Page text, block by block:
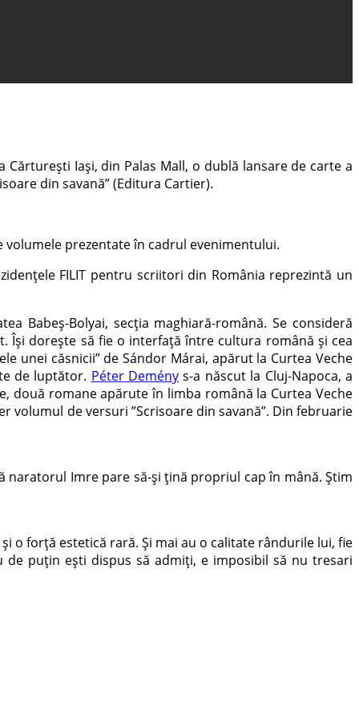
Iași, din Palas Mall, o dublă lansare de carte a
din savană” (Editura Cartier).
volumele prezentate în cadrul evenimentului.
FILIT pentru scriitori din România reprezintă un
Babeș-Bolyai, secția maghiară-română. Se consideră
Își dorește să fie o interfață între cultura română și cea
unei căsnicii” de Sándor Márai, apărut la Curtea Veche
de luptător. Péter Demény s-a născut la Cluj-Napoca, a
două romane apărute în limba română la Curtea Veche
volumul de versuri ”Scrisoare din savană”. Din februarie
naratorul Imre pare să-și țină propriul cap în mână. Știm
o forţă estetică rară. Şi mai au o calitate rândurile lui, fie
puţin eşti dispus să admiţi, e imposibil să nu tresari